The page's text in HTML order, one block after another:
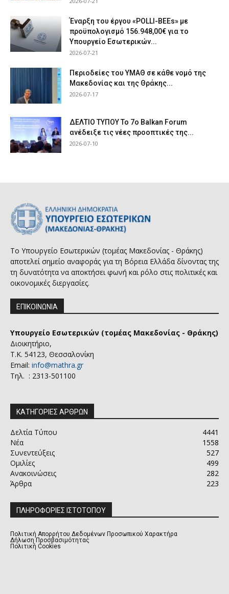
Έναρξη του έργου «POLLI-BEEs» με
προϋπολογισμό 156.948,00€ για το
Υπουργείο Εσωτερικών...
2026-07-21
Περιοδείες του ΥΜΑΘ σε κάθε νομό της
Μακεδονίας και της Θράκης...
2026-07-17
ΔΕΛΤΙΟ ΤΥΠΟΥ Το 7ο Balkan Forum
ανέδειξε τις νέες προοπτικές της...
2026-07-10
Το Υπουργείο Εσωτερικών (τομέας Μακεδονίας - Θράκης)
αποτελεί σημείο αναφοράς για τη Βόρεια Ελλάδα δίνοντας της
τη δυνατότητα να αποκτήσει φωνή και ρόλο στις πολιτικές και
οικονομικές διεργασίες.
ΕΠΙΚΟΙΝΩΝΙΑ
Υπουργείο Εσωτερικών (τομέας Μακεδονίας - Θράκης)
Διοικητήριο,
Τ.Κ. 54123, Θεσσαλονίκη
Email: info@mathra.gr
Τηλ. : 2313-501100
ΚΑΤΗΓΟΡΙΕΣ ΑΡΘΡΩΝ
Δελτία Τύπου
4441
Νέα
1558
Συνεντεύξεις
527
Ομιλίες
499
Ανακοινώσεις
282
Άρθρα
223
ΠΛΗΡΟΦΟΡΙΕΣ ΙΣΤΟΤΟΠΟΥ
Πολιτική Απορρήτου Δεδομένων Προσωπικού Χαρακτήρα
Δήλωση Προσβασιμότητας
Πολιτική Cookies